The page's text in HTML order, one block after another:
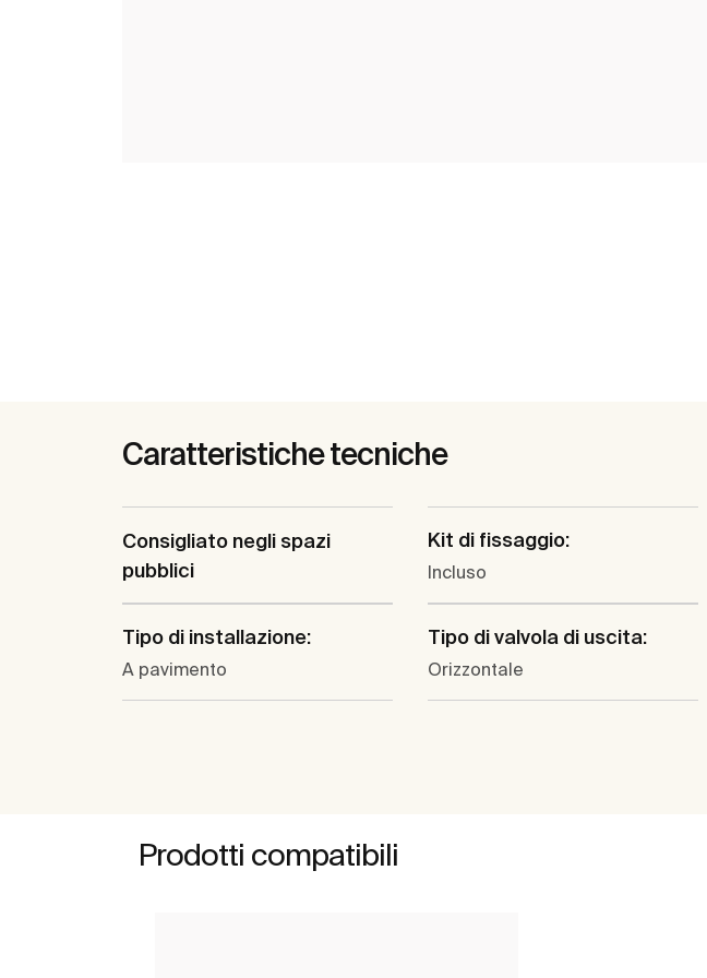
Caratteristiche tecniche
Consigliato negli spazi
pubblici
Kit di fissaggio:
Incluso
Tipo di installazione:
A pavimento
Tipo di valvola di uscita:
Orizzontale
Prodotti compatibili